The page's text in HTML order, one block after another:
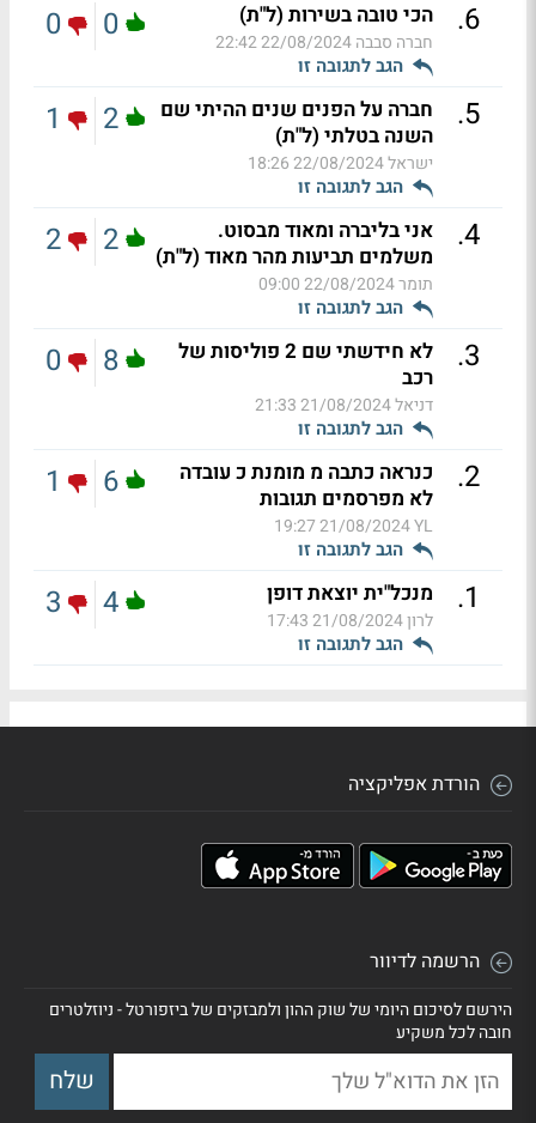
6
. הכי טובה בשירות (ל"ת)
חברה סבבה22/08/2024 22:42
הגב לתגובה זו
0
0
5
.
חברה על הפנים שנים ההיתי שם
השנה בטלתי (ל"ת)
ישראל22/08/2024 18:26
הגב לתגובה זו
2
1
4
.
אני בליברה ומאוד מבסוט.
משלמים תביעות מהר מאוד (ל"ת)
תומר22/08/2024 09:00
הגב לתגובה זו
2
2
3
.
לא חידשתי שם 2 פוליסות של
רכב
דניאל21/08/2024 21:33
הגב לתגובה זו
8
0
2
.
כנראה כתבה מ מומנת כ עובדה
לא מפרסמים תגובות
YL
21/08/2024 19:27
הגב לתגובה זו
6
1
1
. מנכל"ית יוצאת דופן
לרון21/08/2024 17:43
הגב לתגובה זו
4
3
הורדת אפליקציה
הרשמה לדיוור
הירשם לסיכום היומי של שוק ההון ולמבזקים של ביזפורטל - ניוזלטרים
חובה לכל משקיע